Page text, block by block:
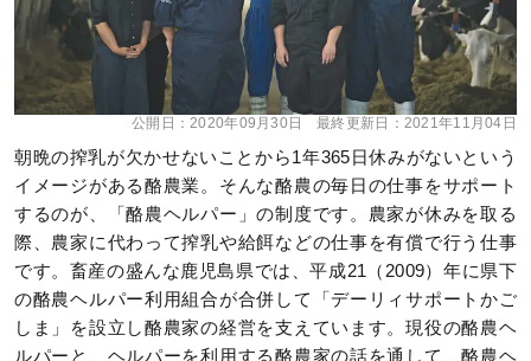
公開日：2020年09月30日 最終更新日： 2021年11月04日
朝晩の搾乳が欠かせないことから1年365日休みがないという
イメージがある酪農業。そんな酪農の毎日の仕事をサポート
するのが、「酪農ヘルパー」の制度です。農家が休みを取る
際、農家に代わって搾乳や給餌などの仕事を有償で行う仕事
です。畜産の盛んな鹿児島県では、平成21（2009）年に県下
の酪農ヘルパー利用組合が合併して「デーリィサポートかご
しま」を設立し酪農家の経営を支えています。現役の酪農ヘ
ルパーと、ヘルパーを利用する酪農家の話を通して、酪農ヘ